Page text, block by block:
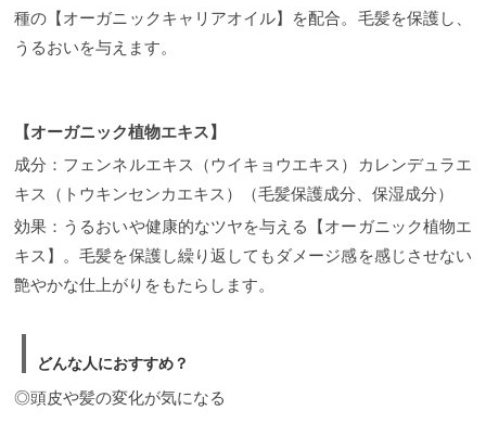
種の【オーガニックキャリアオイル】を配合。毛髪を保護し、
うるおいを与えます。
【オーガニック植物エキス】
成分：フェンネルエキス（ウイキョウエキス）カレンデュラエ
キス（トウキンセンカエキス）（毛髪保護成分、保湿成分）
効果：うるおいや健康的なツヤを与える【オーガニック植物エ
キス】。毛髪を保護し繰り返してもダメージ感を感じさせない
艶やかな仕上がりをもたらします。
どんな人におすすめ？
◎頭皮や髪の変化が気になる